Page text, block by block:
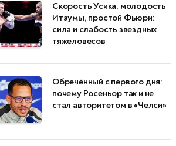
Скорость Усика, молодость
Итаумы, простой Фьюри:
сила и слабость звездных
тяжеловесов
Обречённый с первого дня:
почему Росеньор так и не
стал авторитетом в «Челси»